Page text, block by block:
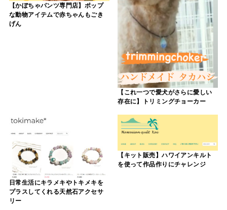
【かぼちゃパンツ専門店】ポップ
な動物アイテムで赤ちゃんもごき
げん
【これ一つで愛犬がさらに愛しい
存在に】トリミングチョーカー
日常生活にキラメキやトキメキを
プラスしてくれる天然石アクセサ
リー
【キット販売】ハワイアンキルト
を使って作品作りにチャレンジ